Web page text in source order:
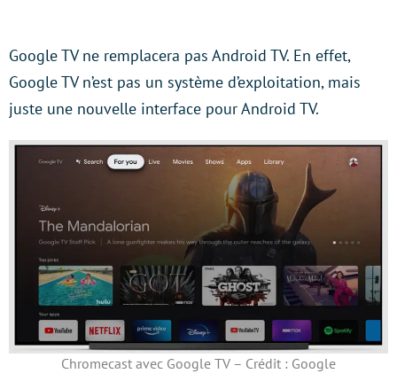
Google TV ne remplacera pas Android TV. En effet,
Google TV n’est pas un système d’exploitation, mais
juste une nouvelle interface pour Android TV.
Chromecast avec Google TV – Crédit : Google